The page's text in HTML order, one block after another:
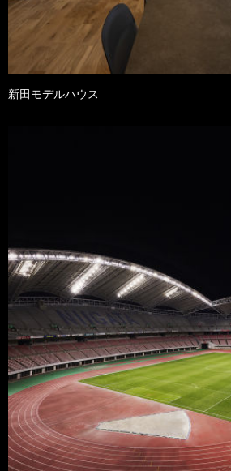
新田モデルハウス